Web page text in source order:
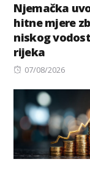
Njemačka
hitne mjere
niskog
rijeka
Posted
07/08/2026